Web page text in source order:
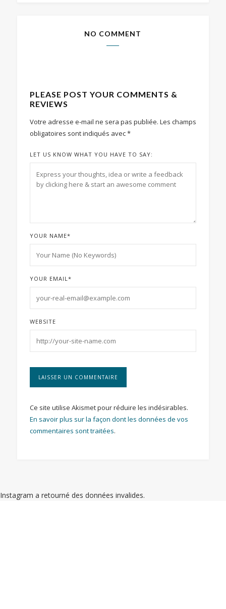
NO COMMENT
PLEASE POST YOUR COMMENTS &
REVIEWS
Votre adresse e-mail ne sera pas publiée. Les champs
obligatoires sont indiqués avec*
LET US KNOW WHAT YOU HAVE TO SAY:
YOUR NAME*
YOUR EMAIL*
WEBSITE
Ce site utilise Akismet pour réduire les indésirables.
En savoir plus sur la façon dont les données de vos
commentaires sont traitées.
Instagram a retourné des données invalides.